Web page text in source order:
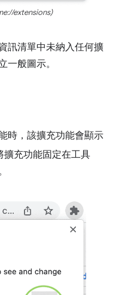
extensions)
訊清單中未納入任何擴
一般圖示。
時，該擴充功能會顯示
擴充功能固定在工具